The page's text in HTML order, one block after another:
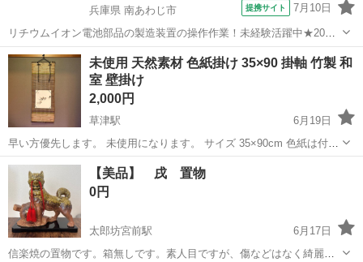
兵庫県 南あわじ市
提携サイト 7月10日
リチウムイオン電池部品の製造装置の操作作業！未経験活躍中★20～
50代の男性活躍中！嬉しい時給1,490円！生活支援物資事前対応可◎ワ
ンルーム寮完備！赴任旅費会社負担！正社員登用制度あり◎《兵庫県
南あわじ市》 人気の工場の...
兵庫 南あわじ市 その他
未使用 天然素材 色紙掛け 35×90 掛軸 竹製 和
室 壁掛け
2,000円
草津駅
6月19日
早い方優先します。 未使用になります。 サイズ 35×90cm 色紙は付き
ません。 現状品をご理解の上ご購入宜しくお願い致します。
滋賀 栗東市 草津駅 インテリア雑貨/小物
【美品】 戌 置物
0円
太郎坊宮前駅
6月17日
信楽焼の置物です。箱無しです。素人目ですが、傷などはなく綺麗だ